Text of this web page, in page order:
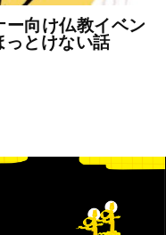
ー向け仏教イベン
っとけない話